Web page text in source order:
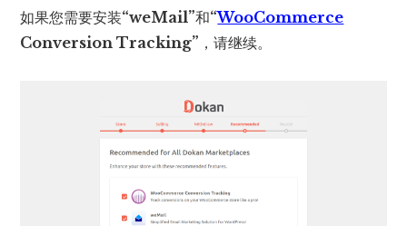
如果您需要安装“weMail”和“WooCommerce
Conversion Tracking” ，请继续。